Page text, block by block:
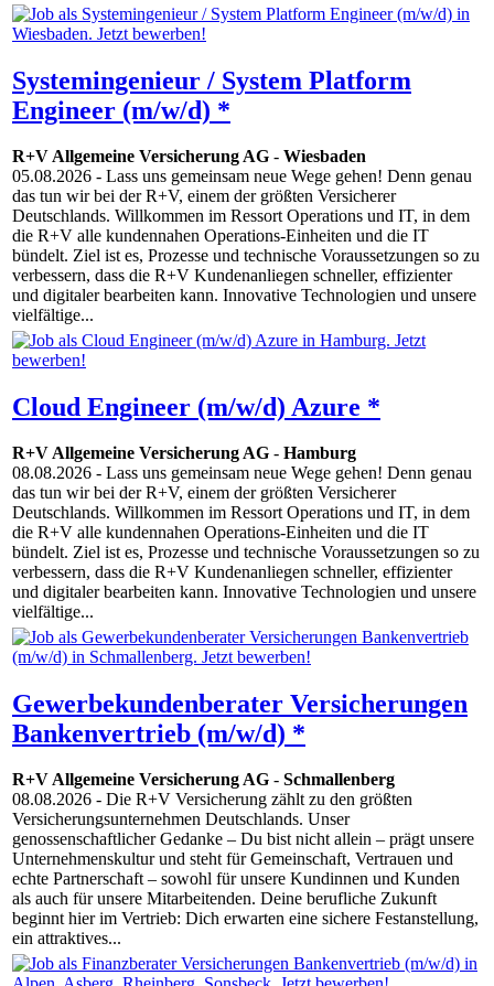
Systemingenieur / System Platform
Engineer (m/w/d) *
R+V Allgemeine Versicherung AG - Wiesbaden
05.08.2026 - Lass uns gemeinsam neue Wege gehen! Denn genau
das tun wir bei der R+V, einem der größten Versicherer
Deutschlands. Willkommen im Ressort Operations und IT, in dem
die R+V alle kundennahen Operations-Einheiten und die IT
bündelt. Ziel ist es, Prozesse und technische Voraussetzungen so zu
verbessern, dass die R+V Kundenanliegen schneller, effizienter
und digitaler bearbeiten kann. Innovative Techno­logien und unsere
vielfältige...
Cloud Engineer (m/w/d) Azure *
R+V Allgemeine Versicherung AG - Hamburg
08.08.2026 - Lass uns gemeinsam neue Wege gehen! Denn genau
das tun wir bei der R+V, einem der größten Versicherer
Deutschlands. Willkommen im Ressort Operations und IT, in dem
die R+V alle kundennahen Operations-Einheiten und die IT
bündelt. Ziel ist es, Prozesse und technische Voraussetzungen so zu
verbessern, dass die R+V Kundenanliegen schneller, effizienter
und digitaler bearbeiten kann. Innovative Techno­logien und unsere
vielfältige...
Gewerbekundenberater Versicherungen
Bankenvertrieb (m/w/d) *
R+V Allgemeine Versicherung AG - Schmallenberg
08.08.2026 - Die R+V Versicherung zählt zu den größten
Versicherungsunternehmen Deutschlands. Unser
genossenschaftlicher Gedanke – Du bist nicht allein – prägt unsere
Unternehmenskultur und steht für Gemeinschaft, Vertrauen und
echte Partnerschaft – sowohl für unsere Kundinnen und Kunden
als auch für unsere Mitarbeitenden. Deine berufliche Zukunft
beginnt hier im Vertrieb: Dich erwarten eine sichere Festanstellung,
ein attraktives...